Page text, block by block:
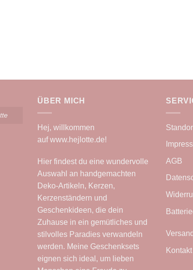
ÜBER MICH
Hej, willkommen
aufwww.hejlotte.de!
Hier findest du eine wundervolle
Auswahl an handgemachten
Deko-Artikeln, Kerzen,
Kerzenständern und
Geschenkideen, die dein
Zuhause in ein gemütliches und
stilvolles Paradies verwandeln
werden. Meine Geschenksets
eignen sich ideal, um lieben
AGB
Versand
Kontakt